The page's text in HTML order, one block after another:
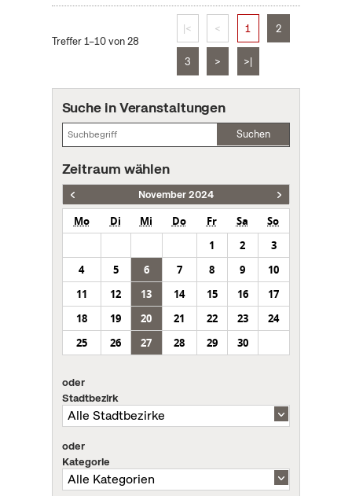
Treffer 1–10 von 28
|< < 1 2
3 > >|
Suche in Veranstaltungen
Suchen
Zeitraum wählen
November 2024
Mo Di Mi Do Fr Sa
So
1
2
3
4
5 6 7 8 9
10
11
12 13 14 15 16
17
18
19 20 21 22 23
24
25
26 27 28 29 30
oder
Stadtbezirk
oder
Kategorie